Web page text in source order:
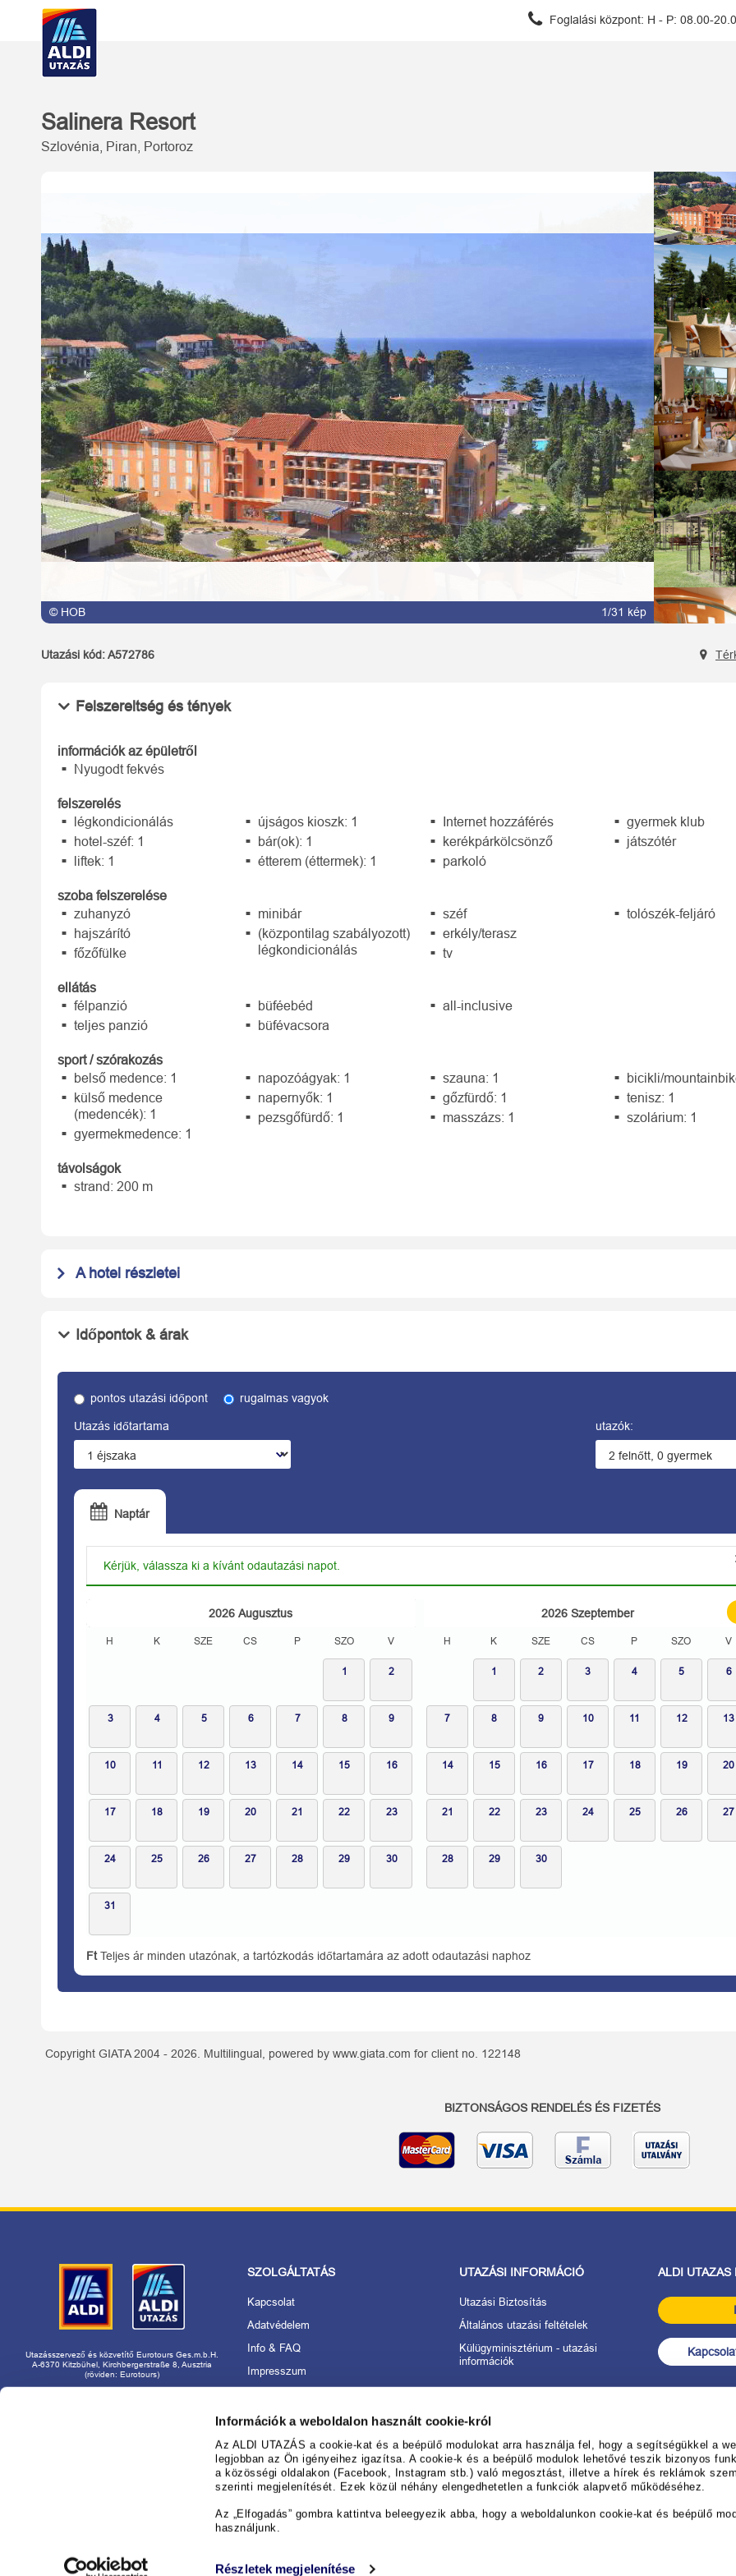
Információk a weboldalon használt cookie-król
Az ALDI UTAZÁS a cookie-kat és a beépülő modulokat arra használja fel, hogy a segítségükkel a
legjobban az Ön igényeihez igazítsa. A cookie-k és a beépülő modulok lehetővé teszik bizonyos
a közösségi oldalakon (Facebook, Instagram stb.) való megosztást, illetve a hírek és reklámok
szerinti megjelenítését. Ezek közül néhány elengedhetetlen a funkciók alapvető működéséhez.
Az „Elfogadás” gombra kattintva beleegyezik abba, hogy a weboldalunkon cookie-kat és beépülő
használjunk.
Részletek megjelenítése
Foglalási központ: H - P: 08.00-
Salinera Resort
Szlovénia, Piran, Portoroz
© HOB 2/31 kép
Utazási kód:A572786
Felszereltség és tények
információk az épületről
Nyugodt fekvés
felszerelés
légkondicionálás
hotel-széf: 1
liftek: 1
újságos kioszk: 1
bár(ok): 1
étterem (éttermek): 1
Internet hozzáférés
kerékpárkölcsönző
parkoló
gyermek klub
játszótér
szoba felszerelése
zuhanyzó
hajszárító
főzőfülke
minibár
(központilag szabályozott)
légkondicionálás
széf
erkély/terasz
tv
tolószék-feljáró
ellátás
félpanzió
teljes panzió
büféebéd
büfévacsora
all-inclusive
sport / szórakozás
belső medence: 1
külső medence
(medencék): 1
gyermekmedence: 1
napozóágyak: 1
napernyők: 1
pezsgőfürdő: 1
szauna: 1
gőzfürdő: 1
masszázs: 1
bicikli/
tenisz: 1
szolárium: 1
távolságok
strand: 200 m
A hotel részletei
Időpontok & árak
pontos utazási időpont rugalmas vagyok
Utazás időtartama utazók:
Naptár
Kérjük, válassza ki a kívánt odautazási napot.
2026 Augusztus
H K SZE CS P SZO V
1 2
3 4 5 6 7 8 9
10 11 12 13 14 15 16
17 18 19 20 21 22 23
24 25 26 27 28 29 30
31
2026 Szeptember
H K SZE CS P SZO V
1 2 3 4 5 6
7 8 9 10 11 12 13
14 15 16 17 18 19 20
21 22 23 24 25 26 27
28 29 30
FtTeljes ár minden utazónak, a tartózkodás időtartamára az adott odautazási naphoz
Copyright GIATA 2004 - 2026. Multilingual, powered by www.giata.com for client no. 122148
BIZTONSÁGOS RENDELÉS ÉS FIZETÉS
Utazásszervező és közvetítő Eurotours Ges.m.b.H.
A-6370 Kitzbühel, Kirchbergerstraße 8, Ausztria
(röviden: Eurotours)
SZOLGÁLTATÁS
Kapcsolat
Adatvédelem
Info & FAQ
Impresszum
Rólunk
Utazásszervező és márkanév
használat
Foglaljon nyugodtan az ALDI UTAZÁS-
nál!
Információ az ajánlatok rendezéséhez
Cookie-beállítások kezelése
UTAZÁSI INFORMÁCIÓ
Utazási Biztosítás
Általános utazási feltételek
Külügyminisztérium - utazási
információk
ALDI UTAZAS